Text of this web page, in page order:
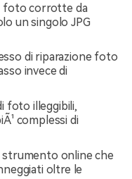
foto corrotte da
un singolo JPG
di riparazione foto
invece di
foto illeggibili,
complessi di
strumento online che
oltre le